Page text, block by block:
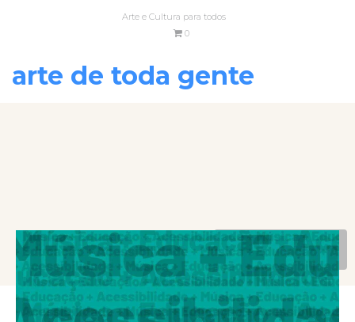
Arte e Cultura para todos
0
arte de toda gente
VOLTAR